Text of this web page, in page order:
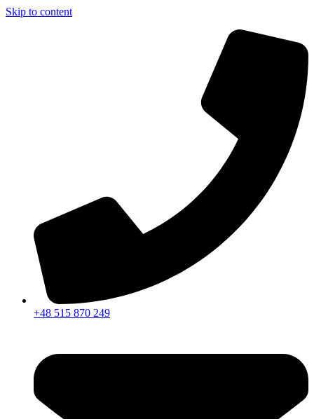
Skip to content
+48 515 870 249